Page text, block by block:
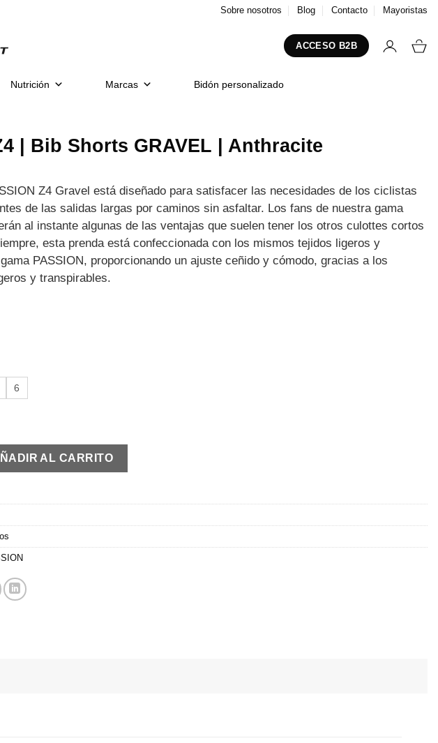
Sobre nosotros Blog Contacto Mayoristas
ACCESO B2B
Nutrición Marcas Bidón personalizado
| Bib Shorts GRAVEL | Anthracite
Z4 Gravel está diseñado para satisfacer las necesidades de los ciclistas
de las salidas largas por caminos sin asfaltar. Los fans de nuestra gama
al instante algunas de las ventajas que suelen tener los otros culottes cortos
esta prenda está confeccionada con los mismos tejidos ligeros y
PASSION, proporcionando un ajuste ceñido y cómodo, gracias a los
y transpirables.
6
GRAVEL | Anthracite cantidad
AL CARRITO